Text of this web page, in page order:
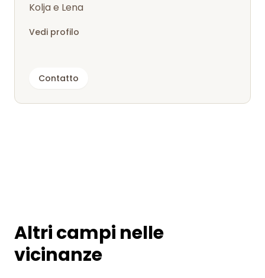
Kolja e Lena
Vedi profilo
Contatto
Altri campi nelle
vicinanze